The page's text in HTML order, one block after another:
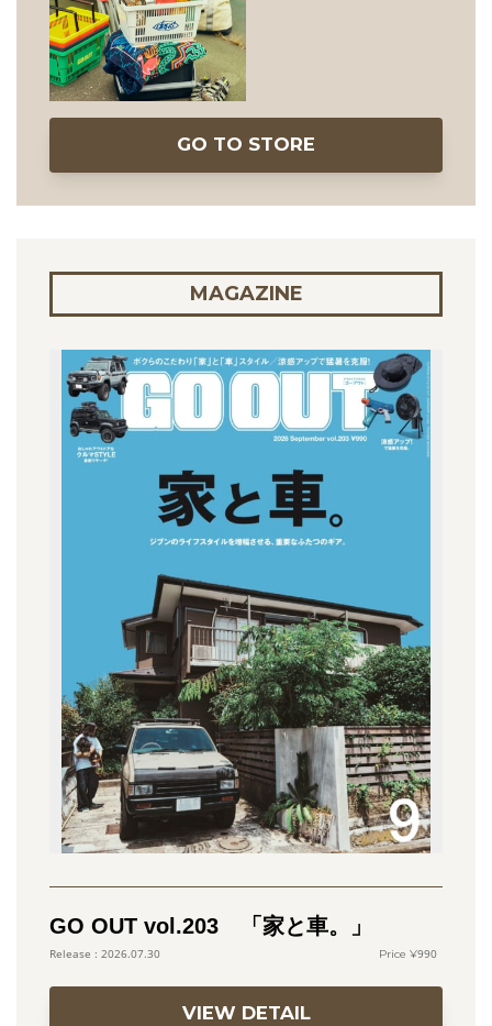
GO TO STORE
MAGAZINE
GO OUT vol.203 「家と車。」
2026.07.30 990
VIEW DETAIL